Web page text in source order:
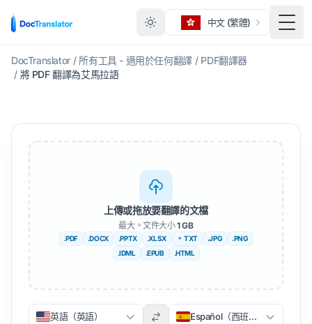
中文 (繁體)
切換
DocTranslator / 所有工具 - 適用於任何翻譯 / PDF翻譯器
/ 將 PDF 翻譯為艾馬拉語
上傳或拖放要翻譯的文檔
最大。文件大小1 GB
.PDF .DOCX .PPTX .XLSX 。 TXT .JPG
.PNG
.IDML
.EPUB .HTML
英語（英語） Español（西班牙文）